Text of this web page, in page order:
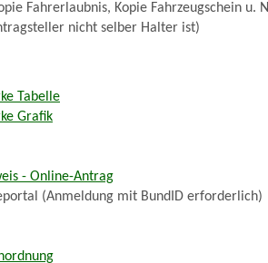
Fahrerlaubnis, Kopie Fahrzeugschein u.
nicht selber Halter ist)
Tabelle
Grafik
- Online-Antrag
(Anmeldung mit BundID erforderlich)